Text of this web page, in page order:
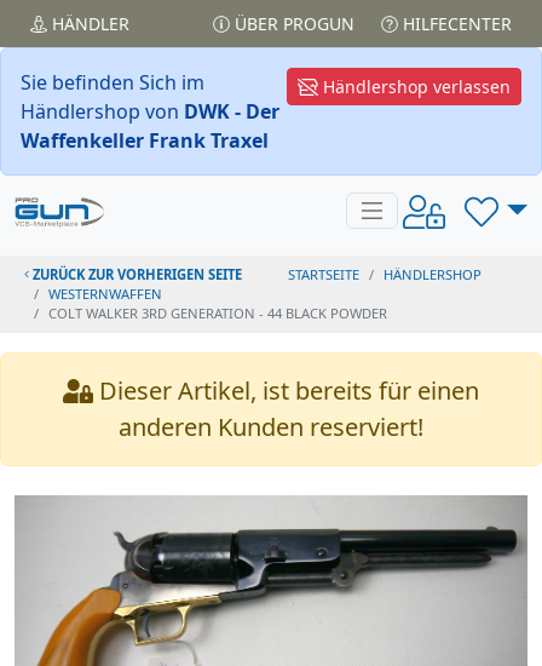
HÄNDLER ÜBER PROGUN HILFECENTER
Händlershop verlassen
Sie befinden Sich im
Händlershop von DWK - Der
Waffenkeller Frank Traxel
ZURÜCK ZUR VORHERIGEN SEITE STARTSEITE
HÄNDLERSHOP
WESTERNWAFFEN
COLT WALKER 3RD GENERATION - 44 BLACK POWDER
Dieser Artikel, ist bereits für einen
anderen Kunden reserviert!